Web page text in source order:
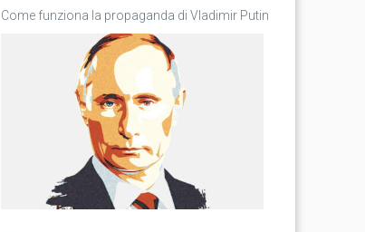
Come funziona la propaganda di Vladimir Putin